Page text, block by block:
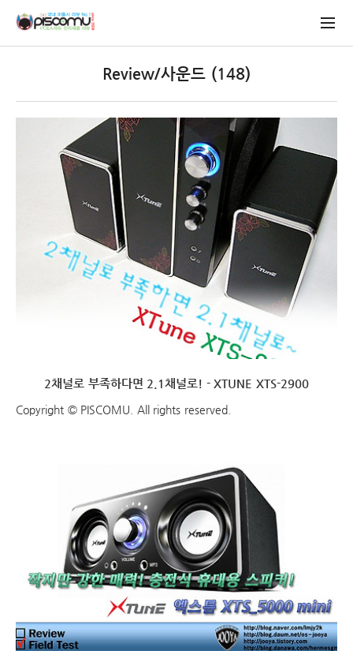
Review/사운드 (148)
2채널로 부족하다면 2.1채널로! - XTUNE XTS-2900
Copyright © PISCOMU. All rights reserved.